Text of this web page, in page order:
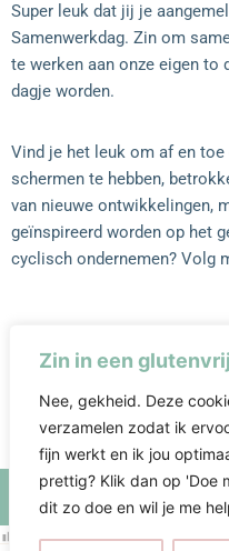
Zin in een
Nee, gekheid. Deze
verzamelen zodat ik
fijn werkt en ik jou
prettig? Klik dan op 'Doe
dit zo doe en wil je me
Super leuk dat jij je
Samenwerkdag. Zin om
te werken aan onze eigen to
dagje worden.
Vind je het leuk om af en
schermen te hebben,
van nieuwe ontwikkelingen,
geïnspireerd worden op het
cyclisch ondernemen? Volg
a
c
e
b
o
o
k
n
s
t
a
g
r
a